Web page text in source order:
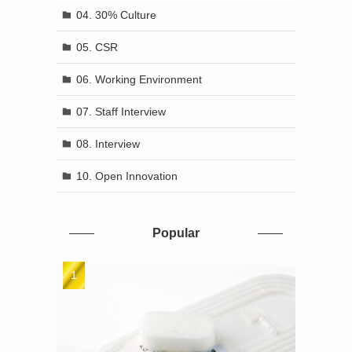
04. 30% Culture
05. CSR
06. Working Environment
07. Staff Interview
08. Interview
10. Open Innovation
Popular